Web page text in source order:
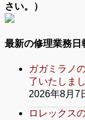
さい。）
最新の修理業務日
ガガミラノ
了いたしま
2026年8月7
ロレックス